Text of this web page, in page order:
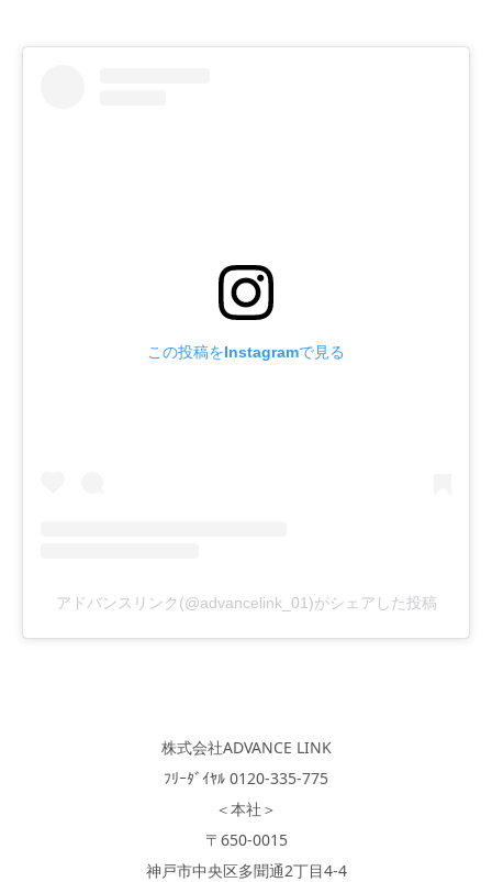
この投稿をInstagramで見る
アドバンスリンク(@advancelink_01)がシェアした投稿
株式会社ADVANCE LINK
ﾌﾘｰﾀﾞｲﾔﾙ 0120-335-775
＜本社＞
〒650-0015
神戸市中央区多聞通2丁目4-4